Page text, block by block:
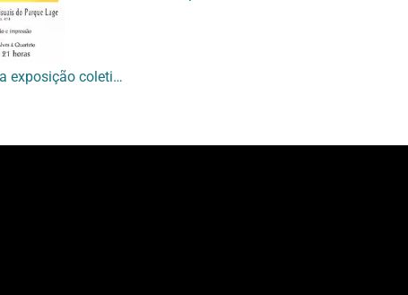
[Cartaz de divulgação da exposição coletiva “Impressões”]